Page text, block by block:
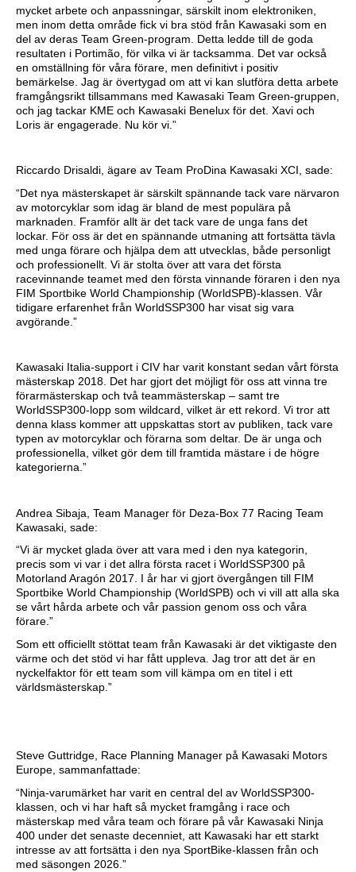
mycket arbete och anpassningar, särskilt inom elektroniken,
men inom detta område fick vi bra stöd från Kawasaki som en
del av deras Team Green-program. Detta ledde till de goda
resultaten i Portimão, för vilka vi är tacksamma. Det var också
en omställning för våra förare, men definitivt i positiv
bemärkelse. Jag är övertygad om att vi kan slutföra detta arbete
framgångsrikt tillsammans med Kawasaki Team Green-gruppen,
och jag tackar KME och Kawasaki Benelux för det. Xavi och
Loris är engagerade. Nu kör vi.”
Riccardo Drisaldi, ägare av Team ProDina Kawasaki XCI, sade:
“Det nya mästerskapet är särskilt spännande tack vare närvaron
av motorcyklar som idag är bland de mest populära på
marknaden. Framför allt är det tack vare de unga fans det
lockar. För oss är det en spännande utmaning att fortsätta tävla
med unga förare och hjälpa dem att utvecklas, både personligt
och professionellt. Vi är stolta över att vara det första
racevinnande teamet med den första vinnande föraren i den nya
FIM Sportbike World Championship (WorldSPB)-klassen. Vår
tidigare erfarenhet från WorldSSP300 har visat sig vara
avgörande.”
Kawasaki Italia-support i CIV har varit konstant sedan vårt första
mästerskap 2018. Det har gjort det möjligt för oss att vinna tre
förarmästerskap och två teammästerskap – samt tre
WorldSSP300-lopp som wildcard, vilket är ett rekord. Vi tror att
denna klass kommer att uppskattas stort av publiken, tack vare
typen av motorcyklar och förarna som deltar. De är unga och
professionella, vilket gör dem till framtida mästare i de högre
kategorierna.”
Andrea Sibaja, Team Manager för Deza-Box 77 Racing Team
Kawasaki, sade:
“Vi är mycket glada över att vara med i den nya kategorin,
precis som vi var i det allra första racet i WorldSSP300 på
Motorland Aragón 2017. I år har vi gjort övergången till FIM
Sportbike World Championship (WorldSPB) och vi vill att alla ska
se vårt hårda arbete och vår passion genom oss och våra
förare.”
Som ett officiellt stöttat team från Kawasaki är det viktigaste den
värme och det stöd vi har fått uppleva. Jag tror att det är en
nyckelfaktor för ett team som vill kämpa om en titel i ett
världsmästerskap.”
Steve Guttridge, Race Planning Manager på Kawasaki Motors
Europe, sammanfattade:
“Ninja-varumärket har varit en central del av WorldSSP300-
klassen, och vi har haft så mycket framgång i race och
mästerskap med våra team och förare på vår Kawasaki Ninja
400 under det senaste decenniet, att Kawasaki har ett starkt
intresse av att fortsätta i den nya SportBike-klassen från och
med säsongen 2026.”